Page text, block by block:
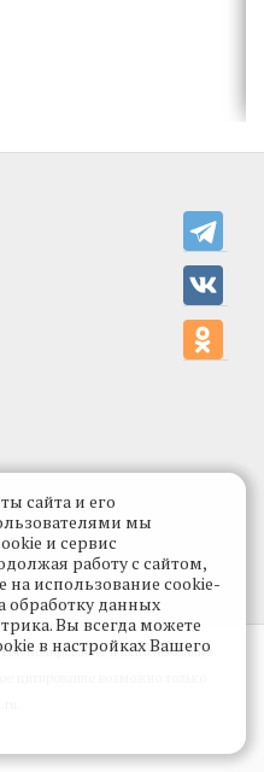
Копирование и использование
цитирование возможно только
сайта и его
мы
и сервис
работу с сайтом,
на использование cookie-
обработку данных
Вы всегда можете
в настройках Вашего